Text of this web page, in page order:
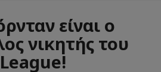
είναι ο
νικητής του